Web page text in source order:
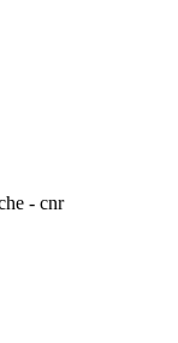
- cnr